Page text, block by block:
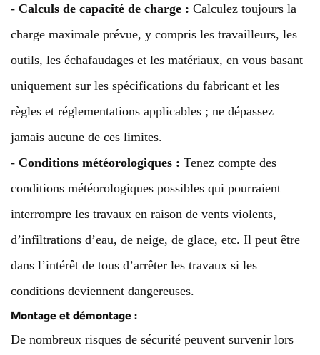
- Calculs de capacité de charge : Calculez toujours la
charge maximale prévue, y compris les travailleurs, les
outils, les échafaudages et les matériaux, en vous basant
uniquement sur les spécifications du fabricant et les
règles et réglementations applicables ; ne dépassez
jamais aucune de ces limites.
- Conditions météorologiques : Tenez compte des
conditions météorologiques possibles qui pourraient
interrompre les travaux en raison de vents violents,
d’infiltrations d’eau, de neige, de glace, etc. Il peut être
dans l’intérêt de tous d’arrêter les travaux si les
conditions deviennent dangereuses.
Montage et démontage :
De nombreux risques de sécurité peuvent survenir lors